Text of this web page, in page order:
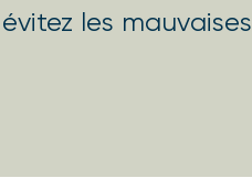
les mauvaises